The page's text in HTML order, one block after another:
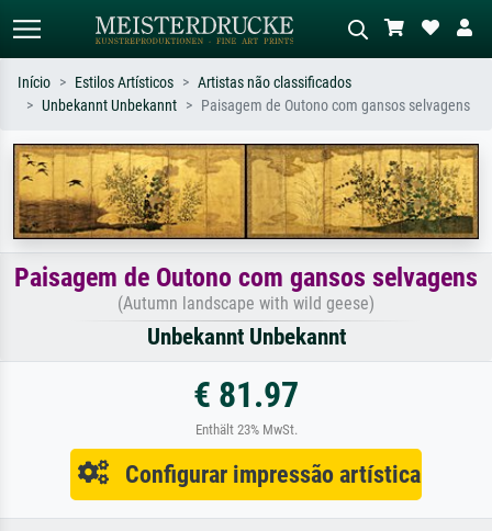
Pesquise por artista, título ou estilo –
ex: Monet, Noite Estrelada,
impressionismo, onda de Hokusai, nu.
Descreva a cena – ex: prado verde,
abstrato com muito vermelho, pintura
a óleo escura, nu em pé ao lado de
uma árvore.
Início Estilos Artísticos
Artistas não classificados
Unbekannt Unbekannt
Paisagem de Outono com gansos selvagens
Paisagem de Outono com gansos selvagens
(Autumn landscape with wild geese)
Unbekannt Unbekannt
€ 81.97
Enthält 23% MwSt.
Configurar impressão artística